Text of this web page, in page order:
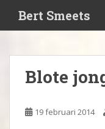
i
Bert Smeets
Blote
19 februari 2014